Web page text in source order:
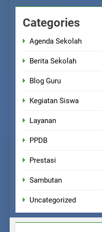
Categories
Agenda Sekolah
Berita Sekolah
Blog Guru
Kegiatan Siswa
Layanan
PPDB
Prestasi
Sambutan
Uncategorized